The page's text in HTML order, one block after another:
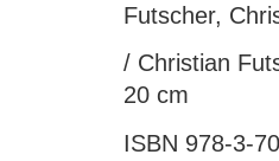
Futscher,
/ Christian
20 cm
ISBN 978-3-